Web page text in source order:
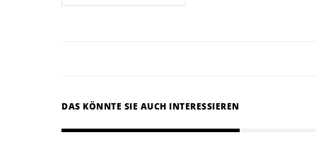
DAS KÖNNTE SIE AUCH INTERESSIEREN